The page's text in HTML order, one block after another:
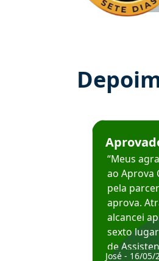
Estudante José
“Meus
ao Aprova
pela
aprova.
alcancei
sexto
de
José - 16/05/